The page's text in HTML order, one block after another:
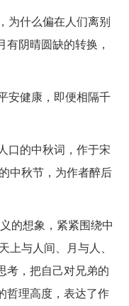
为什么偏在人们离别
阴晴圆缺的转换，
安健康，即便相隔千
口的中秋词，作于宋
中秋节，为作者醉后
的想象，紧紧围绕中
与人间、月与人、
考，把自己对兄弟的
哲理高度，表达了作